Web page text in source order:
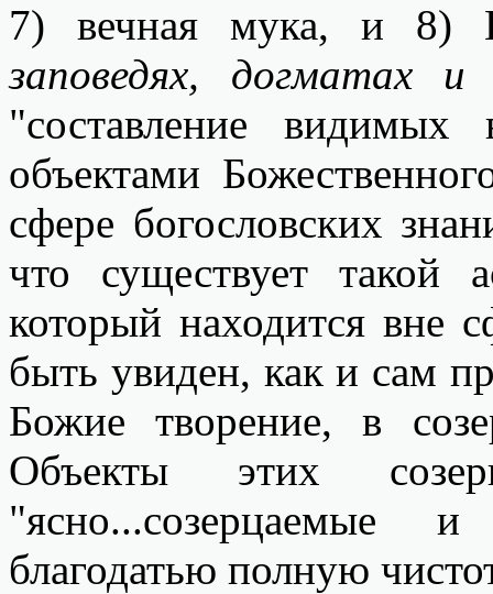
7) вечная мука, и 8)
заповедях, догматах и
"составление
объектами
сфере богословских
что существует такой
который находится вне
быть увиден, как и сам
Божие творение, в
Объекты этих
"ясно...созерцаемые
благодатью полную